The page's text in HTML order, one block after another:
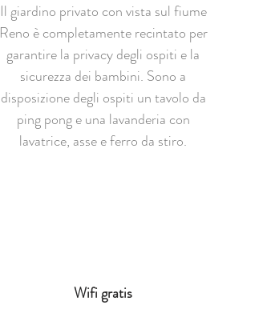
Il giardino privato con vista sul fiume
Reno è completamente recintato per
garantire la privacy degli ospiti e la
sicurezza dei bambini. Sono a
disposizione degli ospiti un tavolo da
ping pong e una lavanderia con
lavatrice, asse e ferro da stiro.
Wifi gratis